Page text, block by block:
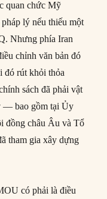
quan chức Mỹ
lý nếu thiếu một
Nhưng phía Iran
chỉnh văn bản đó
đó rút khỏi thỏa
sách đã phải vật
— bao gồm tại Ủy
đồng châu Âu và Tổ
tham gia xây dựng
có phải là điều